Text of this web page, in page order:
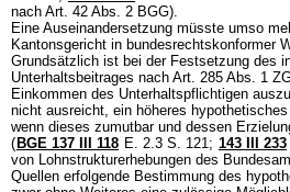
nach Art. 42 Abs. 2 BGG).
Eine Auseinandersetzung müsste umso
Kantonsgericht in bundesrechtskonformer
Grundsätzlich ist bei der Festsetzung des
Unterhaltsbeitrages nach Art. 285 Abs. 1
Einkommen des Unterhaltspflichtigen
nicht ausreicht, ein höheres
wenn dieses zumutbar und dessen
( BGE 137 III 118 E. 2.3 S. 121; 143 III 233
von Lohnstrukturerhebungen des
Quellen erfolgende Bestimmung des